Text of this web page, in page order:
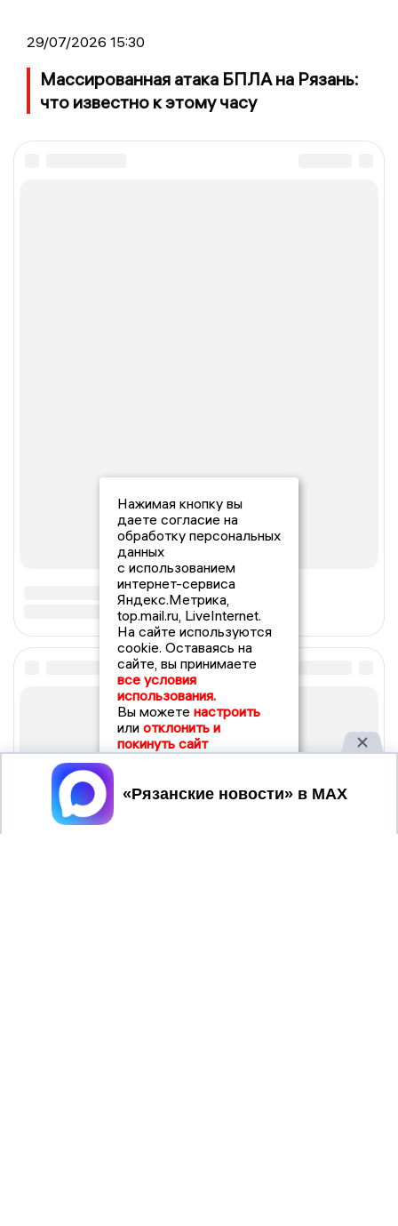
29/07/2026 15:30
Массированная атака БПЛА на Рязань:
что известно к этому часу
Нажимая кнопку вы
даете согласие на
обработку персональных
данных
с использованием
интернет-сервиса
Яндекс.Метрика,
top.mail.ru, LiveInternet.
На сайте используются
cookie. Оставаясь на
сайте, вы принимаете
все условия
использования.
Вы можете настроить
или отклонить и
покинуть сайт
Принять